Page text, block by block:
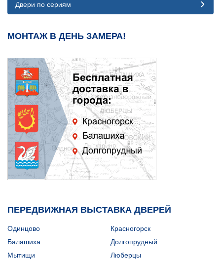
Двери по сериям
МОНТАЖ В ДЕНЬ ЗАМЕРА!
ПЕРЕДВИЖНАЯ ВЫСТАВКА ДВЕРЕЙ
Одинцово
Красногорск
Балашиха
Долгопрудный
Мытищи
Люберцы